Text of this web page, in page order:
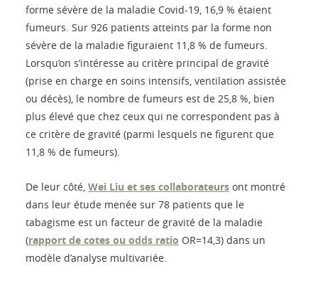
forme sévère de la maladie Covid-19, 16,9 % étaient
fumeurs. Sur 926 patients atteints par la forme non
sévère de la maladie figuraient 11,8 % de fumeurs.
Lorsqu’on s’intéresse au critère principal de gravité
(prise en charge en soins intensifs, ventilation assistée
ou décès), le nombre de fumeurs est de 25,8 %, bien
plus élevé que chez ceux qui ne correspondent pas à
ce critère de gravité (parmi lesquels ne figurent que
11,8 % de fumeurs).
De leur côté, Wei Liu et ses collaborateurs ont montré
dans leur étude menée sur 78 patients que le
tabagisme est un facteur de gravité de la maladie
(rapport de cotes ou odds ratio OR=14,3) dans un
modèle d’analyse multivariée.